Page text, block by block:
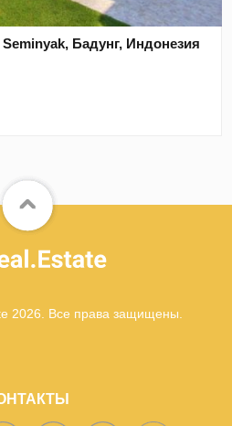
Бадунг, Индонезия
2026. Все права защищены.